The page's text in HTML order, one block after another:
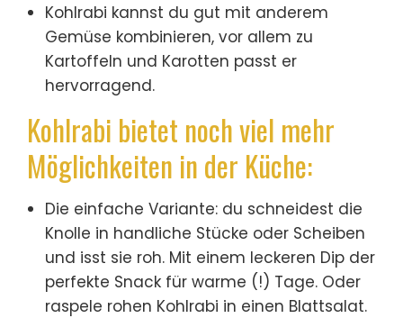
Kohlrabi kannst du gut mit anderem
Gemüse kombinieren, vor allem zu
Kartoffeln und Karotten passt er
hervorragend.
Kohlrabi bietet noch viel mehr
Möglichkeiten in der Küche:
Die einfache Variante: du schneidest die
Knolle in handliche Stücke oder Scheiben
und isst sie roh. Mit einem leckeren Dip der
perfekte Snack für warme (!) Tage. Oder
raspele rohen Kohlrabi in einen Blattsalat.